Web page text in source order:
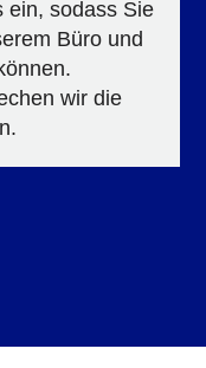
ein, sodass Sie
Büro und
wir die